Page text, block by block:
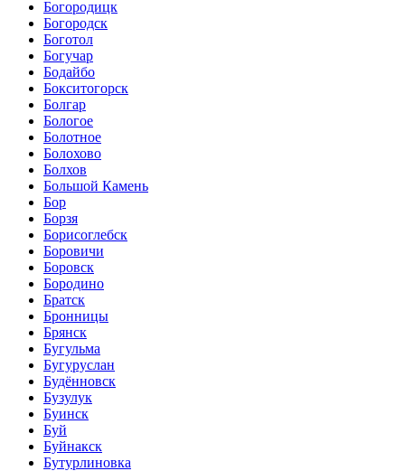
Богородицк
Богородск
Боготол
Богучар
Бодайбо
Бокситогорск
Болгар
Бологое
Болотное
Болохово
Болхов
Большой Камень
Бор
Борзя
Борисоглебск
Боровичи
Боровск
Бородино
Братск
Бронницы
Брянск
Бугульма
Бугуруслан
Будённовск
Бузулук
Буинск
Буй
Буйнакск
Бутурлиновка